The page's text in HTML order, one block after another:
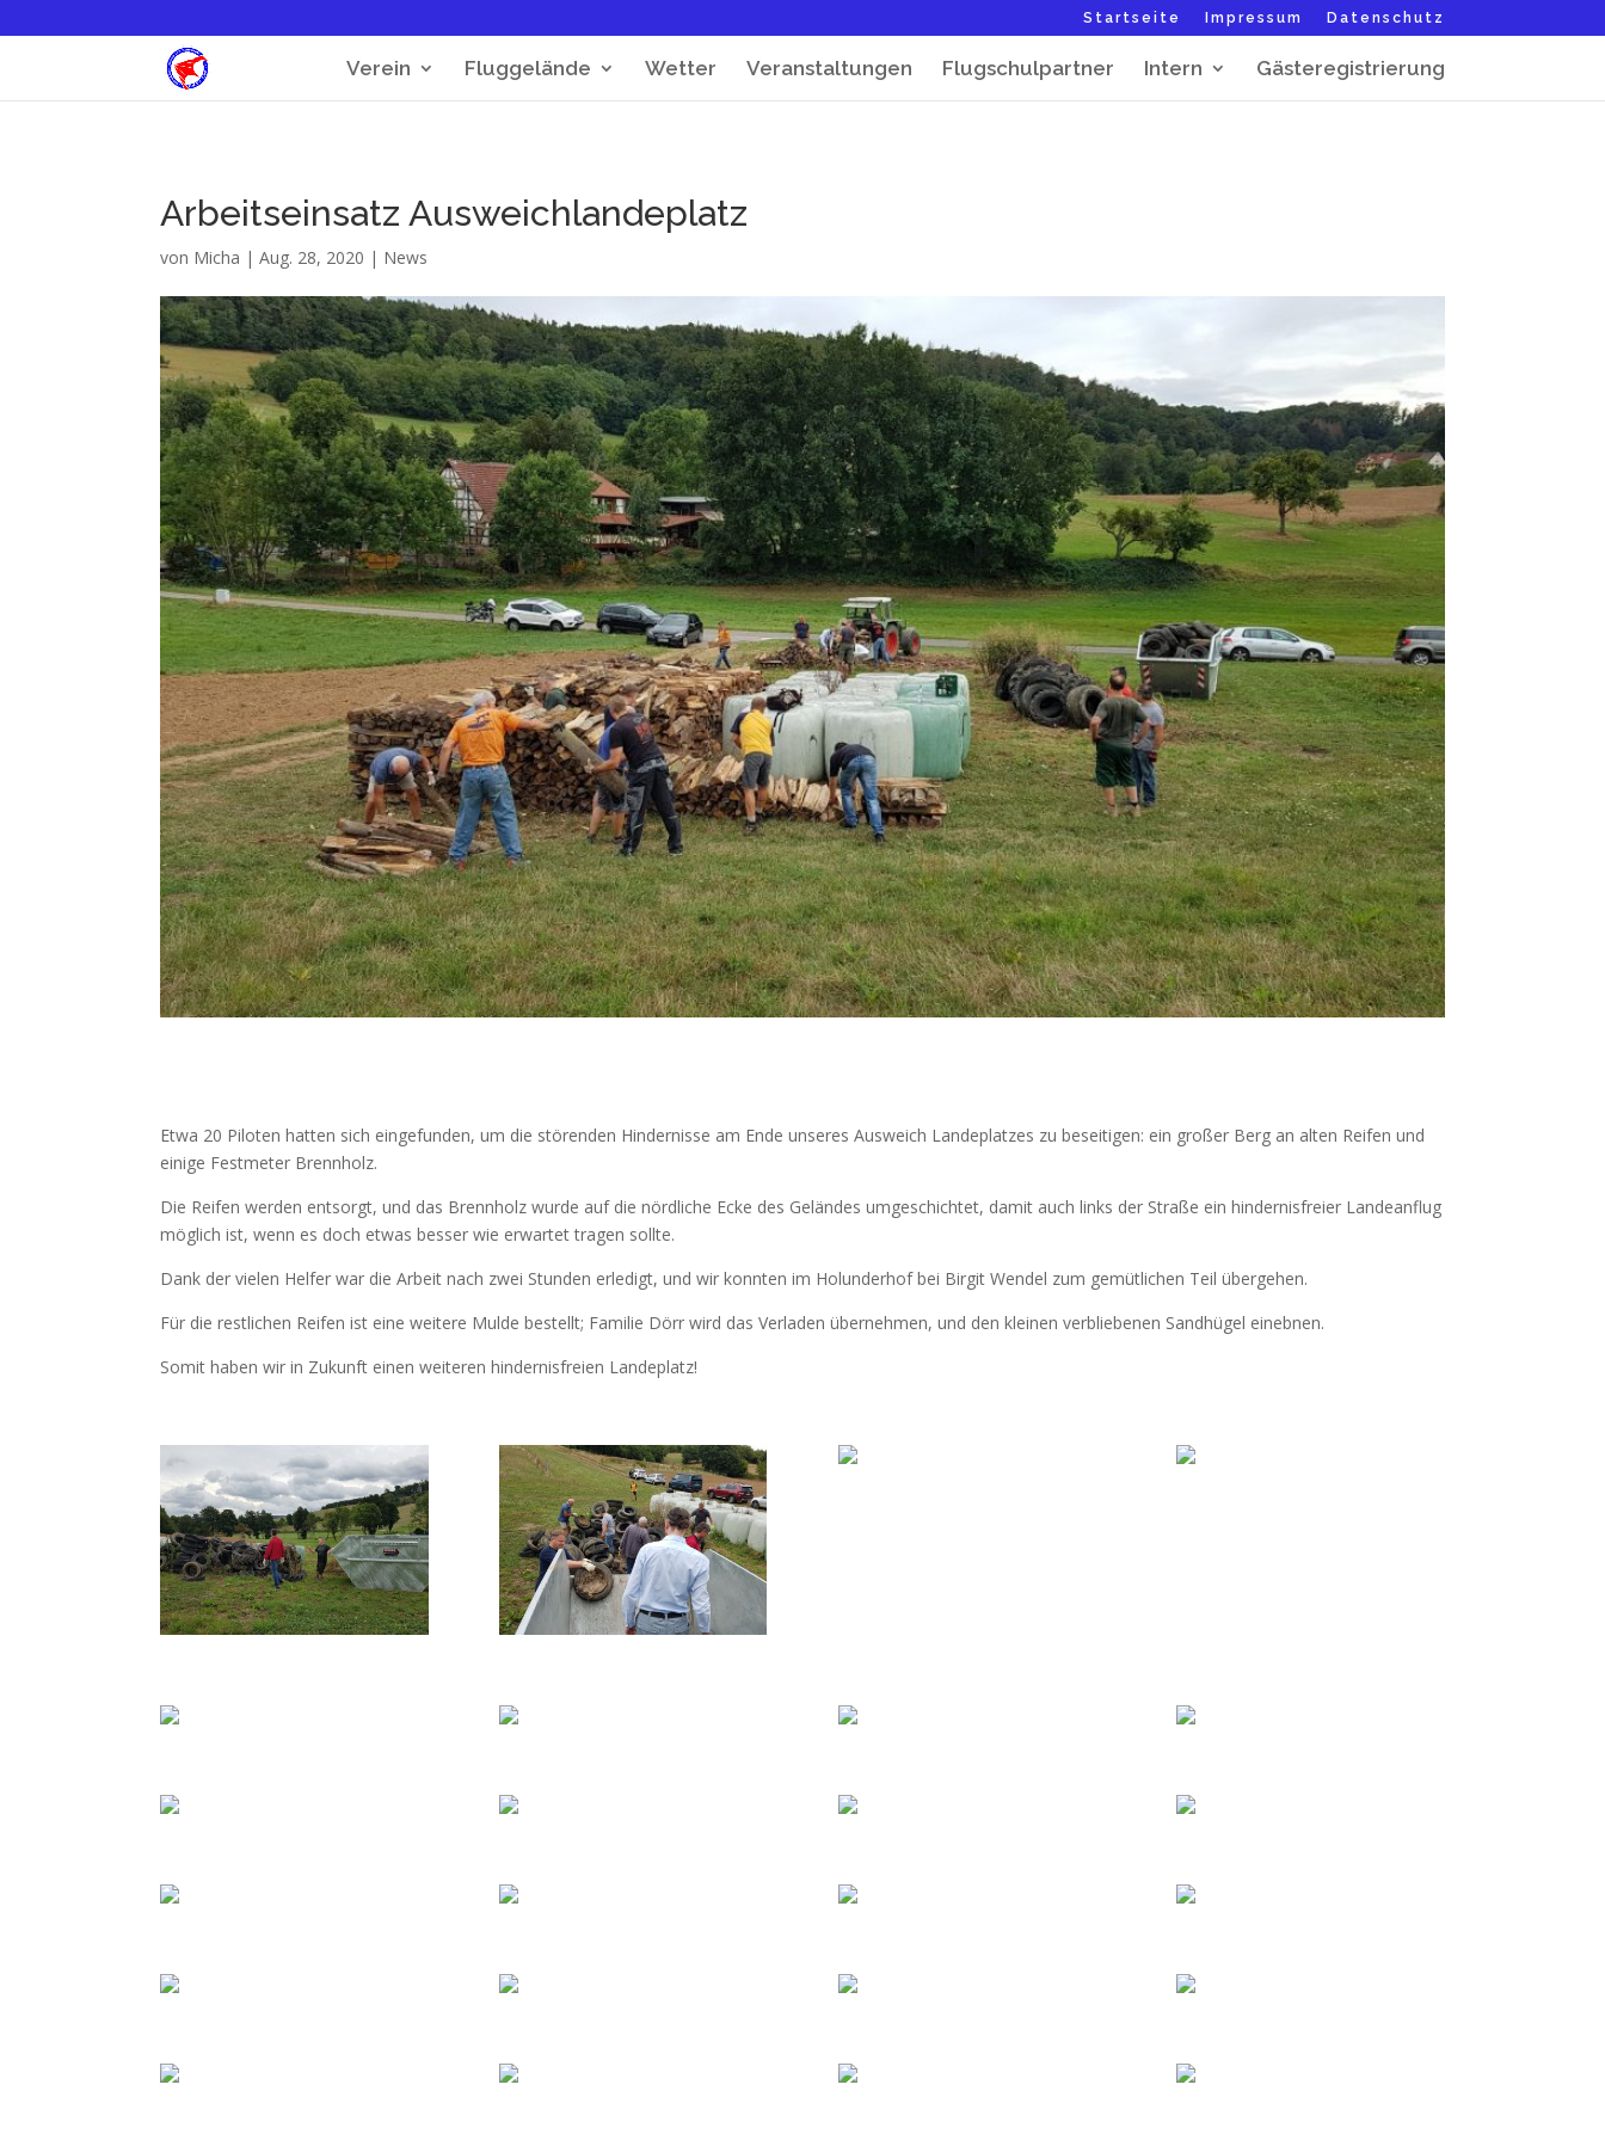
Startseite Impressum Datenschutz
Verein Fluggelände Wetter Veranstaltungen Flugschulpartner Intern Gästeregistrierung
Arbeitseinsatz Ausweichlandeplatz
von Micha |Aug. 28, 2020 | News
Etwa 20 Piloten hatten sich eingefunden, um die störenden Hindernisse am Ende unseres Ausweich Landeplatzes zu beseitigen: ein großer Berg an alten Reifen und
einige Festmeter Brennholz.
Die Reifen werden entsorgt, und das Brennholz wurde auf die nördliche Ecke des Geländes umgeschichtet, damit auch links der Straße ein hindernisfreier Landeanflug
möglich ist, wenn es doch etwas besser wie erwartet tragen sollte.
Dank der vielen Helfer war die Arbeit nach zwei Stunden erledigt, und wir konnten im Holunderhof bei Birgit Wendel zum gemütlichen Teil übergehen.
Für die restlichen Reifen ist eine weitere Mulde bestellt; Familie Dörr wird das Verladen übernehmen, und den kleinen verbliebenen Sandhügel einebnen.
Somit haben wir in Zukunft einen weiteren hindernisfreien Landeplatz!